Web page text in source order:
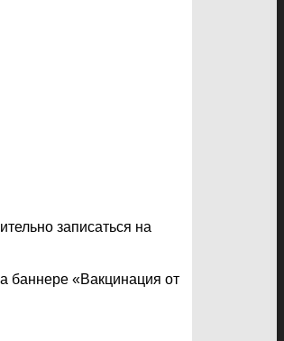
записаться на
баннере «Вакцинация от